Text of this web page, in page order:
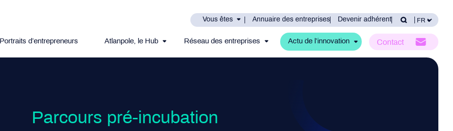
Vous êtes Annuaire des entreprises Devenir adhérent
Portraits d’entrepreneurs Atlanpole, le Hub Réseau des entreprises Actu de l’innovation Contact
Parcours pré-incubation